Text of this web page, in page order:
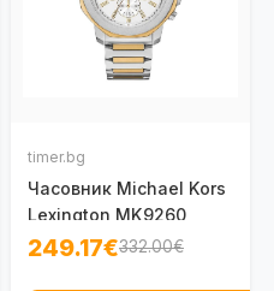
timer.bg
Часовник Michael Kors
Lexington MK9260
249.17€332.00€